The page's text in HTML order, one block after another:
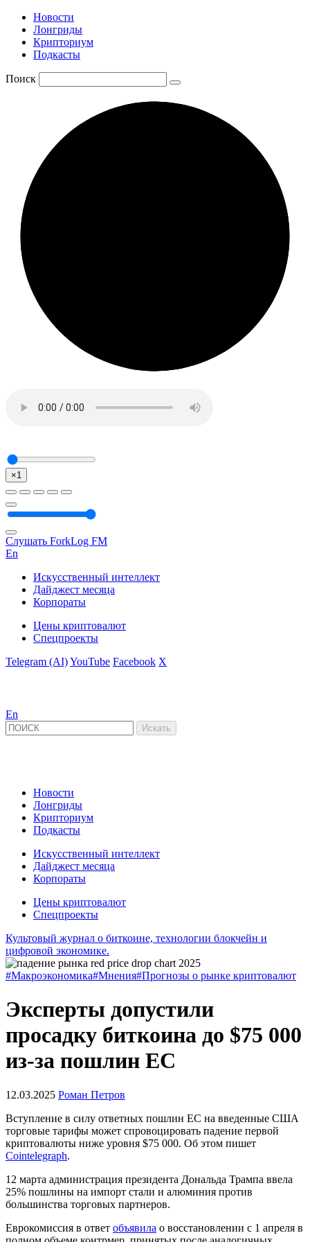
Новости
Лонгриды
Крипториум
Подкасты
Поиск
×1
Слушать ForkLog FM
En
Искусственный интеллект
Дайджест месяца
Корпораты
Цены криптовалют
Спецпроекты
Telegram (AI)YouTube Facebook X
En
Новости
Лонгриды
Крипториум
Подкасты
Искусственный интеллект
Дайджест месяца
Корпораты
Цены криптовалют
Спецпроекты
Культовый журнал о биткоине, технологии блокчейн и
цифровой экономике.
#Макроэкономика#Мнения#Прогнозы о рынке криптовалют
Эксперты допустили
просадку биткоина до $75 000
из-за пошлин ЕС
12.03.2025 Роман Петров
Вступление в силу ответных пошлин ЕС на введенные США
торговые тарифы может спровоцировать падение первой
криптовалюты ниже уровня $75 000. Об этом пишет
Cointelegraph.
12 марта администрация президента Дональда Трампа ввела
25% пошлины на импорт стали и алюминия против
большинства торговых партнеров.
Еврокомиссия в ответ объявила о восстановлении с 1 апреля в